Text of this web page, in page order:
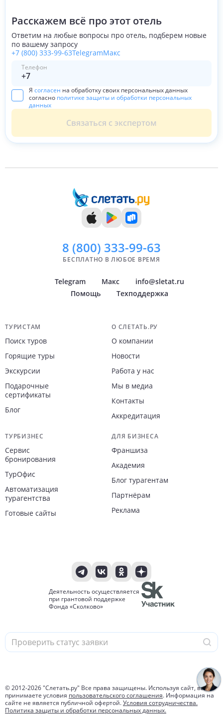
Расскажем всё про этот отель
Ответим на любые вопросы про отель, подберем новые
по вашему запросу
+7 (800) 333-99-63TelegramМакс
Телефон
Я согласен на обработку своих персональных данных
согласно политике защиты и обработки персональных
данных
Связаться с экспертом
8 (800) 333-99-63
БЕСПЛАТНО В ЛЮБОЕ ВРЕМЯ
Telegram Макс
info@sletat.ru
Помощь
Техподдержка
Навигация по сайту
ТУРИСТАМ
Поиск туров
Горящие туры
Экскурсии
Подарочные
сертификаты
Блог
О СЛЕТАТЬ.РУ
О компании
Новости
Работа у нас
Мы в медиа
Контакты
Аккредитация
ТУРБИЗНЕС
Сервис
бронирования
ТурОфис
Автоматизация
турагентства
Готовые сайты
ДЛЯ БИЗНЕСА
Франшиза
Академия
Блог турагентам
Партнёрам
Реклама
Деятельность осуществляется
при грантовой поддержке
Фонда «Сколково»
© 2012-2026"Слетать.ру" Все права защищены. Используя сайт, вы
принимаете условия пользовательского соглашения. Информация на
сайте не является публичной офертой.Условия сотрудничества.
Политика защиты и обработки персональных данных.